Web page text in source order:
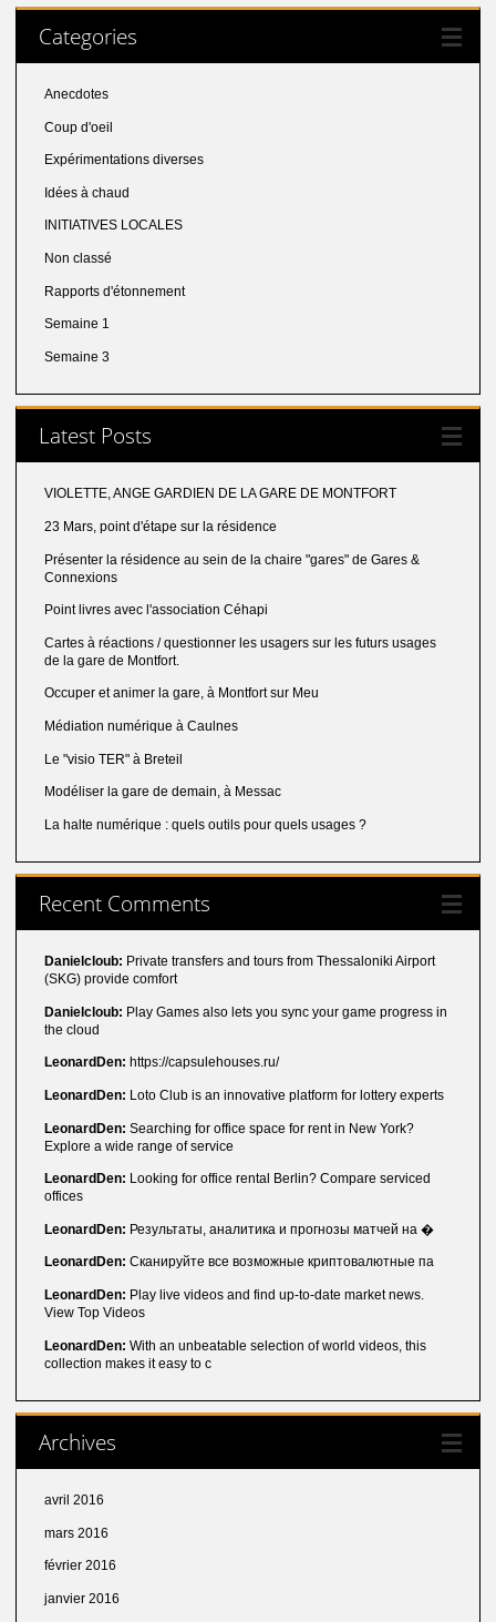
Categories
Anecdotes
Coup d'oeil
Expérimentations diverses
Idées à chaud
INITIATIVES LOCALES
Non classé
Rapports d'étonnement
Semaine 1
Semaine 3
Latest Posts
VIOLETTE, ANGE GARDIEN DE LA GARE DE MONTFORT
23 Mars, point d'étape sur la résidence
Présenter la résidence au sein de la chaire "gares" de Gares &
Connexions
Point livres avec l'association Céhapi
Cartes à réactions / questionner les usagers sur les futurs usages
de la gare de Montfort.
Occuper et animer la gare, à Montfort sur Meu
Médiation numérique à Caulnes
Le "visio TER" à Breteil
Modéliser la gare de demain, à Messac
La halte numérique : quels outils pour quels usages ?
Recent Comments
Danielcloub: Private transfers and tours from Thessaloniki Airport
(SKG) provide comfort
Danielcloub: Play Games also lets you sync your game progress in
the cloud
LeonardDen: https://capsulehouses.ru/
LeonardDen: Loto Club is an innovative platform for lottery experts
LeonardDen: Searching for office space for rent in New York?
Explore a wide range of service
LeonardDen: Looking for office rental Berlin? Compare serviced
offices
LeonardDen: Результаты, аналитика и прогнозы матчей на �
LeonardDen: Сканируйте все возможные криптовалютные па
LeonardDen: Play live videos and find up-to-date market news.
View Top Videos
LeonardDen: With an unbeatable selection of world videos, this
collection makes it easy to c
Archives
avril 2016
mars 2016
février 2016
janvier 2016